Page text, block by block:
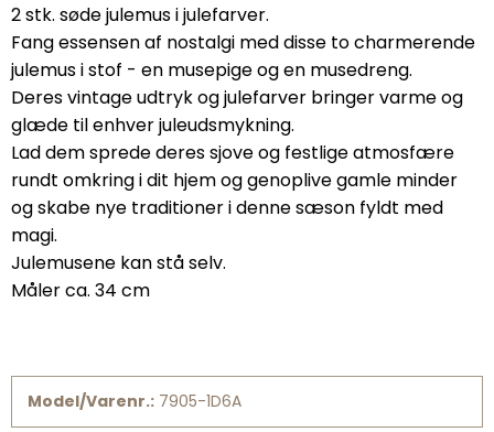
2 stk. søde julemus i julefarver.
Fang essensen af nostalgi med disse to charmerende
julemus i stof - en musepige og en musedreng.
Deres vintage udtryk og julefarver bringer varme og
glæde til enhver juleudsmykning.
Lad dem sprede deres sjove og festlige atmosfære
rundt omkring i dit hjem og genoplive gamle minder
og skabe nye traditioner i denne sæson fyldt med
magi.
Julemusene kan stå selv.
Måler ca. 34 cm
Model/Varenr.: 7905-1D6A